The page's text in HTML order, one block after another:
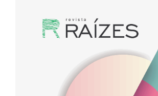
lateral
artigos